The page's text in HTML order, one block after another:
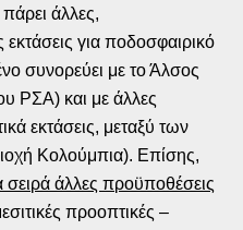
άλλες,
εκτάσεις για ποδοσφαιρικό
συνορεύει με το Άλσος
ΡΣΑ) και με άλλες
εκτάσεις, μεταξύ των
Κολούμπια). Επίσης,
σειρά άλλες προϋποθέσεις
προοπτικές –